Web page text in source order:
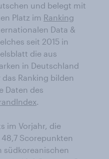
und belegt mit
Platz im Ranking
Data &
seit 2015 in
die aus
in Deutschland
Ranking bilden
Daten des
.
im Vorjahr, die
Scorepunkten
südkoreanischen